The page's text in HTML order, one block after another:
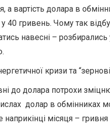
, а вартість долара в
у 40 гривень. Чому так
навесні –
кризи та
до долара потрохи
долар в обмінниках
наприкінці місяця –